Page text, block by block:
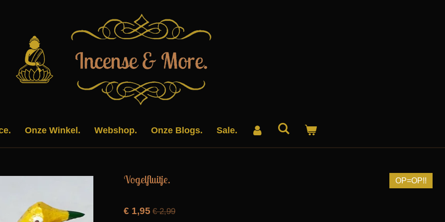
Onze Winkel. Webshop. Onze Blogs. Sale.
Vogelfluitje. OP=OP!!
€ 1,95 € 2,99